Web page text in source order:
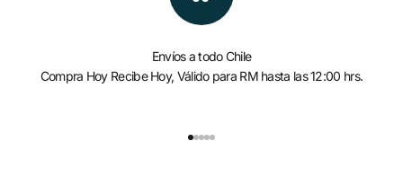
Envíos a todo Chile
Compra Hoy Recibe Hoy, Válido para RM hasta las 12:00 hrs.